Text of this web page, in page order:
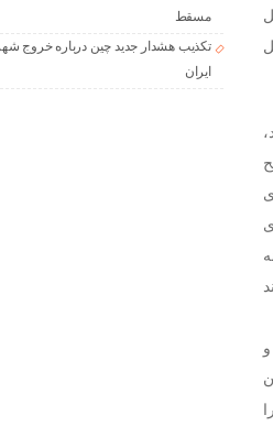
مسقط
تکذیب هشدار جدید چین درباره خروج
ایران